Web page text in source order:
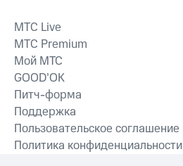
MTС Live
MTС Premium
Мой МТС
GOOD’OK
Питч-форма
Поддержка
Пользовательское соглашение
Политика конфиденциальности